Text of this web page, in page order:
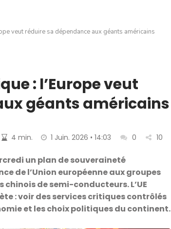
veut réduire sa dépendance aux géants américains
: l’Europe veut
géants américains
4 min. 1 Juin. 2026 • 14:03 0 10
un plan de souveraineté
de l’Union européenne aux groupes
de semi-conducteurs. L’UE
: voir des services critiques contrôlés
et les choix politiques du continent.